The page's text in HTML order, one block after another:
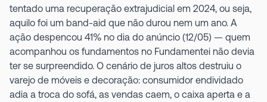
tentado uma recuperação extrajudicial em 2024, ou seja,
aquilo foi um band-aid que não durou nem um ano. A
ação despencou 41% no dia do anúncio (12/05) — quem
acompanhou os fundamentos no Fundamentei não devia
ter se surpreendido. O cenário de juros altos destruiu o
varejo de móveis e decoração: consumidor endividado
adia a troca do sofá, as vendas caem, o caixa aperta e a